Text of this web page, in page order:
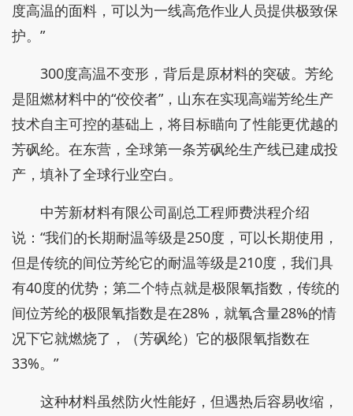
度高温的面料，可以为一线高危作业人员提供极致保
护。”
300度高温不变形，背后是原材料的突破。芳纶
是阻燃材料中的“佼佼者”，山东在实现高端芳纶生产
技术自主可控的基础上，将目标瞄向了性能更优越的
芳砜纶。在东营，全球第一条芳砜纶生产线已建成投
产，填补了全球行业空白。
中芳新材料有限公司副总工程师费洪程介绍
说：“我们的长期耐温等级是250度，可以长期使用，
但是传统的间位芳纶它的耐温等级是210度，我们具
有40度的优势；第二个特点就是极限氧指数，传统的
间位芳纶的极限氧指数是在28%，就氧含量28%的情
况下它就燃烧了，（芳砜纶）它的极限氧指数在
33%。”
这种材料虽然防火性能好，但遇热后容易收缩，